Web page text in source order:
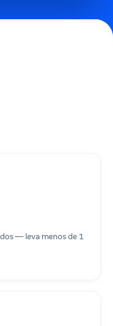
— leva menos de 1